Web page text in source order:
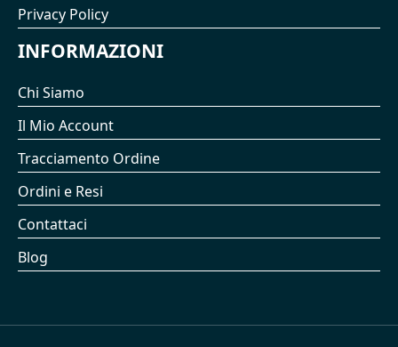
Privacy Policy
INFORMAZIONI
Chi Siamo
Il Mio Account
Tracciamento Ordine
Ordini e Resi
Contattaci
Blog